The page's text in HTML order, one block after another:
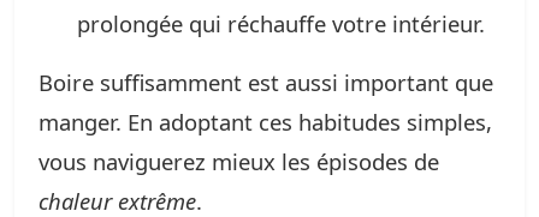
prolongée qui réchauffe votre intérieur.
Boire suffisamment est aussi important que
manger. En adoptant ces habitudes simples,
vous naviguerez mieux les épisodes de
chaleur extrême.